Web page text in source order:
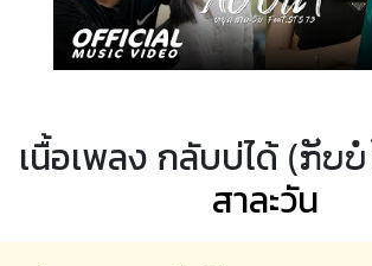
เนื้อเพลง กลับบ่ได้ (ກັບບໍ່
สาละวัน